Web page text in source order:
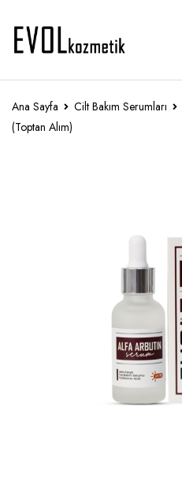
Ana Sayfa Cilt Bakım Serumları
(Toptan Alım)